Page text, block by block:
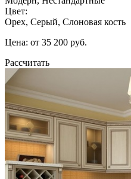
Цвет:
Орех, Серый, Слоновая кость
Цена: от 35 200 руб.
Рассчитать